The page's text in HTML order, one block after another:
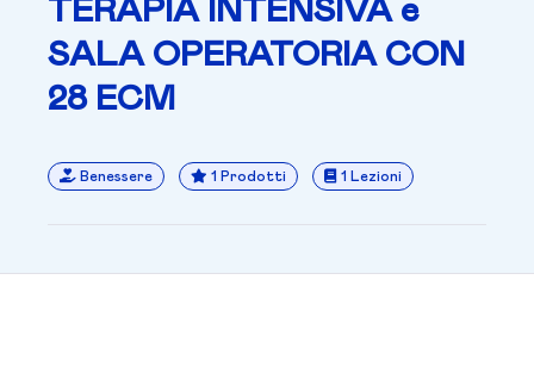
TERAPIA INTENSIVA e
SALA OPERATORIA CON
28 ECM
Benessere 1 Prodotti 1 Lezioni